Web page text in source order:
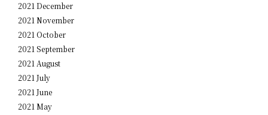
2021 December
2021 November
2021 October
2021 September
2021 August
2021 July
2021 June
2021 May